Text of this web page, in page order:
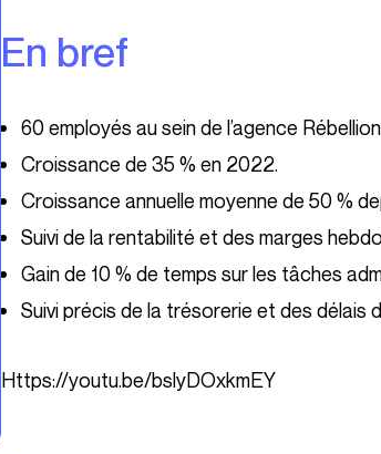
En bref
60 employés au sein de l’agence
Croissance de 35 % en 2022.
Croissance annuelle moyenne de 50 %
Suivi de la rentabilité et des marges
Gain de 10 % de temps sur les tâches
Suivi précis de la trésorerie et des délais
https://youtu.be/bslyDOxkmEY